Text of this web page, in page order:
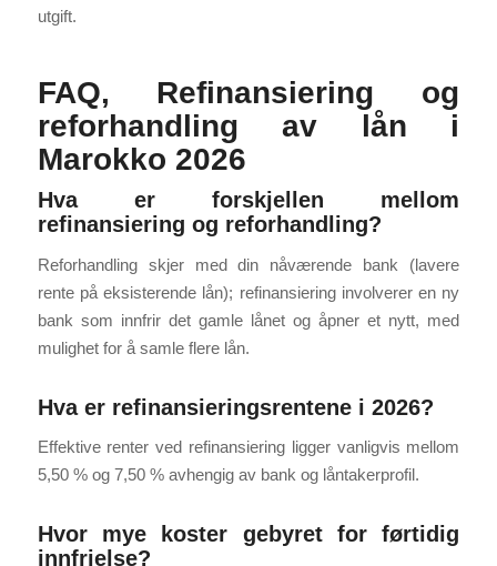
utgift.
FAQ, Refinansiering og
reforhandling av lån i
Marokko 2026
Hva er forskjellen mellom
refinansiering og reforhandling?
Reforhandling skjer med din nåværende bank (lavere
rente på eksisterende lån); refinansiering involverer en ny
bank som innfrir det gamle lånet og åpner et nytt, med
mulighet for å samle flere lån.
Hva er refinansieringsrentene i 2026?
Effektive renter ved refinansiering ligger vanligvis mellom
5,50 % og 7,50 % avhengig av bank og låntakerprofil.
Hvor mye koster gebyret for førtidig
innfrielse?